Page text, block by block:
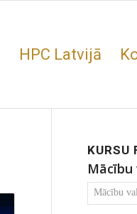
HPC Latvijā
KURSU
Mācību
Mācību